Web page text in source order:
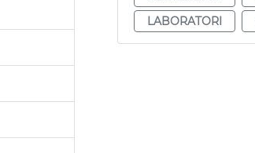
LABORATORI